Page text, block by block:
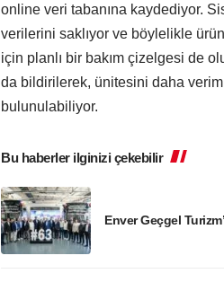
online veri tabanına kaydediyor.
verilerini saklıyor ve böylelikle
için planlı bir bakım çizelgesi de
da bildirilerek, ünitesini daha
bulunulabiliyor.
Bu haberler ilginizi çekebilir
Enver Geçgel